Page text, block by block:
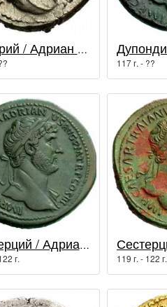
Денарий / Адриан (117 - 138 гг.)
117 г. - ??
Сестерций / Адриан (117 - 138 гг.)
г. 119 г. - 122 г.